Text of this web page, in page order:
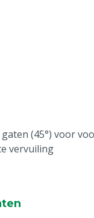
(45°) voor
vervuiling
: